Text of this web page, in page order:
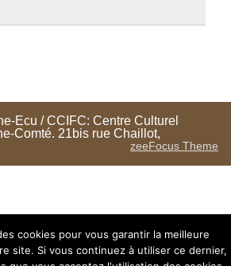
Ecu / CCIFC: Centre Culturel
Comté. 21bis rue Chaillot,
zeeFocus Theme
cookies pour vous garantir la meilleure
site. Si vous continuez à utiliser ce dernier,